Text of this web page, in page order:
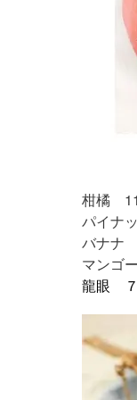
柑橘
パイナ
バナナ
マンゴ
龍眼 ７